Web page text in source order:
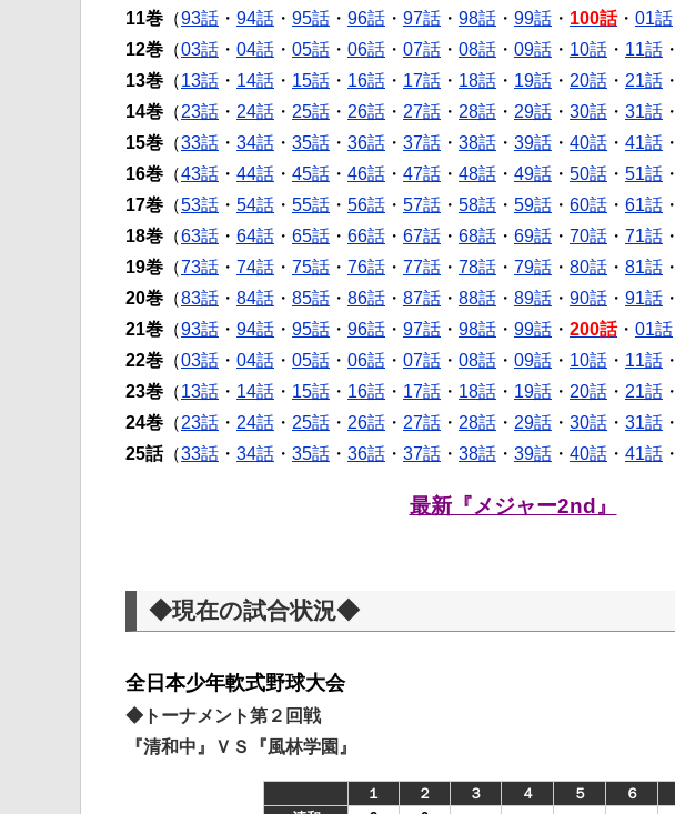
11巻 （93話 ・ 94話 ・ 95話 ・ 96話 ・ 97話 ・ 98話 ・ 99話 ・ 100話・ 01話
12巻 （03話 ・ 04話 ・ 05話 ・ 06話 ・ 07話 ・ 08話 ・ 09話 ・ 10話 ・ 11話 ・
13巻 （13話 ・ 14話 ・ 15話 ・ 16話 ・ 17話 ・ 18話 ・ 19話 ・ 20話 ・ 21話 ・
14巻 （23話 ・ 24話 ・ 25話 ・ 26話 ・ 27話 ・ 28話 ・ 29話 ・ 30話 ・ 31話 ・
15巻 （33話 ・ 34話 ・ 35話 ・ 36話 ・ 37話 ・ 38話 ・ 39話 ・ 40話 ・ 41話 ・
16巻 （43話 ・ 44話 ・ 45話 ・ 46話 ・ 47話 ・ 48話 ・ 49話 ・ 50話 ・ 51話 ・
17巻 （53話 ・ 54話 ・ 55話 ・ 56話 ・ 57話 ・ 58話 ・ 59話 ・ 60話 ・ 61話 ・
18巻 （63話 ・ 64話 ・ 65話 ・ 66話 ・ 67話 ・ 68話 ・ 69話 ・ 70話 ・ 71話 ・
19巻 （73話 ・ 74話 ・ 75話 ・ 76話 ・ 77話 ・ 78話 ・ 79話 ・ 80話 ・ 81話 ・
20巻 （83話 ・ 84話 ・ 85話 ・ 86話 ・ 87話 ・ 88話 ・ 89話 ・ 90話 ・ 91話 ・
21巻 （93話 ・ 94話 ・ 95話 ・ 96話 ・ 97話 ・ 98話 ・ 99話 ・ 200話・ 01話
22巻 （03話 ・ 04話 ・ 05話 ・ 06話 ・ 07話 ・ 08話 ・ 09話 ・ 10話 ・ 11話 ・
23巻 （13話 ・ 14話 ・ 15話 ・ 16話 ・ 17話 ・ 18話 ・ 19話 ・ 20話 ・ 21話 ・
24巻 （23話 ・ 24話 ・ 25話 ・ 26話 ・ 27話 ・ 28話 ・ 29話 ・ 30話 ・ 31話 ・
25話（33話 ・ 34話 ・ 35話 ・ 36話 ・ 37話 ・ 38話 ・ 39話 ・ 40話 ・ 41話 ・
最新『メジャー2nd』
◆現在の試合状況◆
全日本少年軟式野球大会
◆トーナメント第２回戦
『清和中』ＶＳ『風林学園』
１ ２ ３ ４ ５ ６